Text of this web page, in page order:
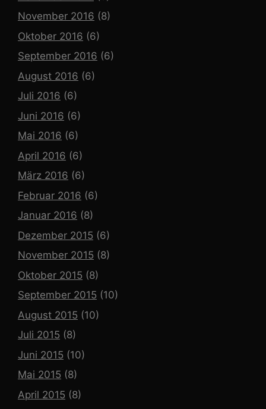
November 2016 (8)
Oktober 2016 (6)
September 2016 (6)
August 2016 (6)
Juli 2016 (6)
Juni 2016 (6)
Mai 2016 (6)
April 2016 (6)
März 2016 (6)
Februar 2016 (6)
Januar 2016 (8)
Dezember 2015 (6)
November 2015 (8)
Oktober 2015 (8)
September 2015 (10)
August 2015 (10)
Juli 2015 (8)
Juni 2015 (10)
Mai 2015 (8)
April 2015 (8)